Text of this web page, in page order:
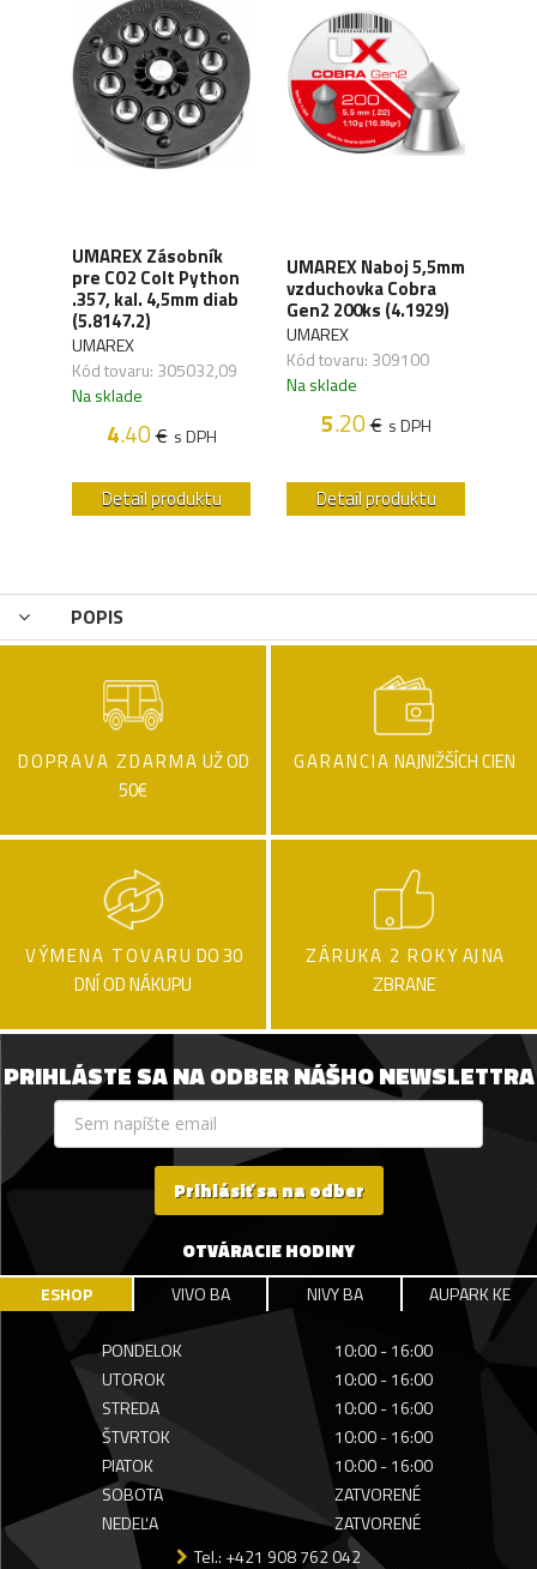
UMAREX Zásobník
pre CO2 Colt Python
.357, kal. 4,5mm diab
(5.8147.2)
UMAREX
Kód tovaru: 305032,09
Na sklade
4.40€ s DPH
Detail produktu
UMAREX Naboj 5,5mm
vzduchovka Cobra
Gen2 200ks (4.1929)
UMAREX
Kód tovaru: 309100
Na sklade
5.20€ s DPH
Detail produktu
POPIS
DOPRAVA ZDARMA UŽ OD
50€
GARANCIA NAJNIŽŠÍCH CIEN
VÝMENA TOVARU DO 30
DNÍ OD NÁKUPU
ZÁRUKA 2 ROKY AJ NA
ZBRANE
PRIHLÁSTE SA NA ODBER NÁŠHO NEWSLETTRA
Prihlásiť sa na odber
OTVÁRACIE HODINY
ESHOP VIVO BA NIVY BA AUPARK KE
PONDELOK
10:00 - 16:00
UTOROK
10:00 - 16:00
STREDA
10:00 - 16:00
ŠTVRTOK
10:00 - 16:00
PIATOK
10:00 - 16:00
SOBOTA
ZATVORENÉ
NEDEĽA
ZATVORENÉ
Tel.: +421 908 762 042